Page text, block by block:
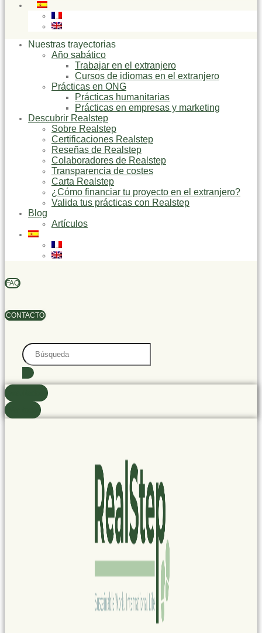
Nuestras trayectorias
Año sabático
Trabajar en el extranjero
Cursos de idiomas en el extranjero
Prácticas en ONG
Prácticas humanitarias
Prácticas en empresas y marketing
Descubrir Realstep
Sobre Realstep
Certificaciones Realstep
Reseñas de Realstep
Colaboradores de Realstep
Transparencia de costes
Carta Realstep
¿Cómo financiar tu proyecto en el extranjero?
Valida tus prácticas con Realstep
Blog
Artículos
FAQ
CONTACTO
Search
...